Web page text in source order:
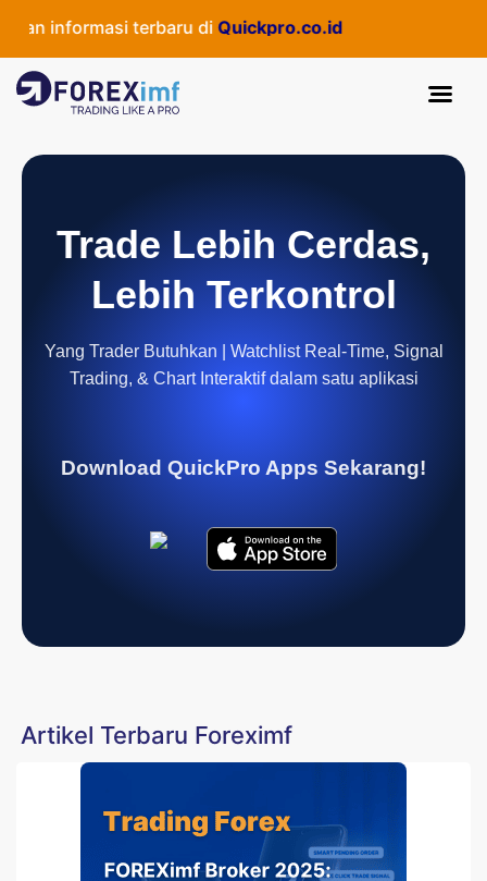
informasi terbaru di Quickpro.co.id
Trade Lebih Cerdas,
Lebih Terkontrol
Yang Trader Butuhkan | Watchlist Real-Time, Signal
Trading, & Chart Interaktif dalam satu aplikasi
Download QuickPro Apps Sekarang!
Artikel Terbaru Foreximf